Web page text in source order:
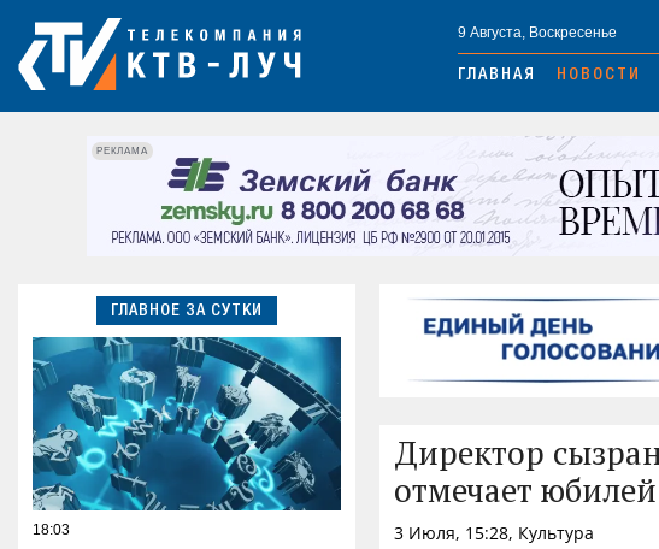
9 Августа, Воскресенье
ГЛАВНАЯ НОВОСТИ
РЕКЛАМА
ГЛАВНОЕ ЗА СУТКИ
18:03
Директор
отмечает юбилей
3 Июля, 15:28, Культура